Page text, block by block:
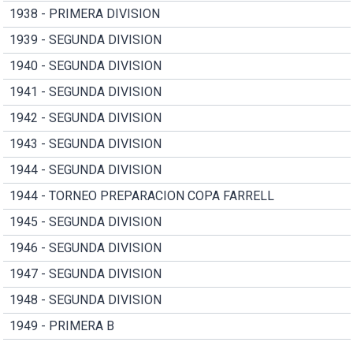
1938 - PRIMERA DIVISION
1939 - SEGUNDA DIVISION
1940 - SEGUNDA DIVISION
1941 - SEGUNDA DIVISION
1942 - SEGUNDA DIVISION
1943 - SEGUNDA DIVISION
1944 - SEGUNDA DIVISION
1944 - TORNEO PREPARACION COPA FARRELL
1945 - SEGUNDA DIVISION
1946 - SEGUNDA DIVISION
1947 - SEGUNDA DIVISION
1948 - SEGUNDA DIVISION
1949 - PRIMERA B